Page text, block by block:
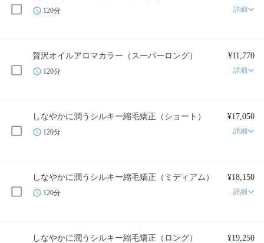
120分 詳細
贅沢オイルアロマカラー（スーパーロング） ¥11,770
120分 詳細
しなやかに潤うシルキー縮毛矯正（ショート） ¥17,050
120分 詳細
しなやかに潤うシルキー縮毛矯正（ミディアム） ¥18,150
120分 詳細
しなやかに潤うシルキー縮毛矯正（ロング） ¥19,250